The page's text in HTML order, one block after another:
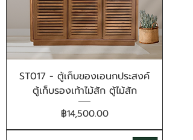
ST017 - ตู้เก็บของเอนกประสงค์
ตู้เก็บรองเท้าไม้สัก ตู้ไม้สัก
ราคา
฿14,500.00